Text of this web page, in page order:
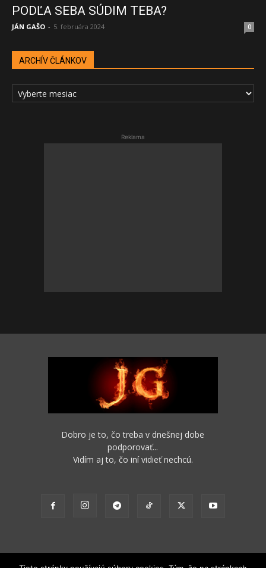
PODĽA SEBA SÚDIM TEBA?
JÁN GAŠO - 5. februára 2024 0
ARCHÍV ČLÁNKOV
ARCHÍV
ČLÁNKOV
Reklama
Dobro je to, čo treba v dnešnej dobe
podporovať...
Vidím aj to, čo iní vidieť nechcú.